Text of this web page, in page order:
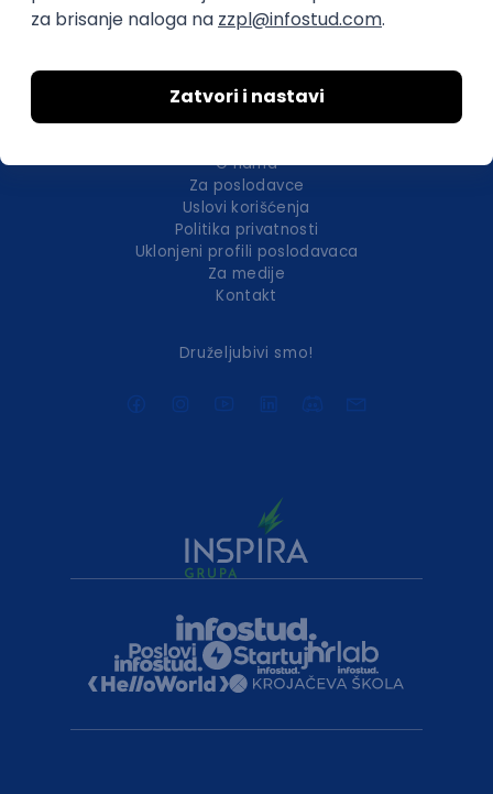
Okupljamo IT zajednicu, podižemo
transparentnost domaćeg IT tržišta rada i
O nama
Za poslodavce
Uslovi korišćenja
Politika privatnosti
Uklonjeni profili poslodavaca
Za medije
Kontakt
Druželjubivi smo!